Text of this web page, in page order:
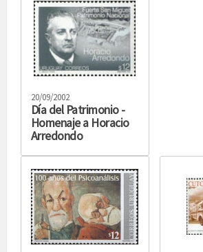
20/09/2002
Día del Patrimonio -
Homenaje a Horacio
Arredondo